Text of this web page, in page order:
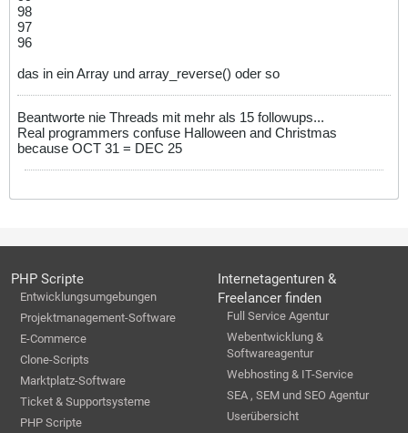
98
97
96
das in ein Array und array_reverse() oder so
Beantworte nie Threads mit mehr als 15 followups...
Real programmers confuse Halloween and Christmas
because OCT 31 = DEC 25
PHP Scripte
Entwicklungsumgebungen
Projektmanagement-Software
E-Commerce
Clone-Scripts
Marktplatz-Software
Ticket & Supportsysteme
PHP Scripte
Internetagenturen &
Freelancer finden
Full Service Agentur
Webentwicklung &
Softwareagentur
Webhosting & IT-Service
SEA , SEM und SEO Agentur
Userübersicht